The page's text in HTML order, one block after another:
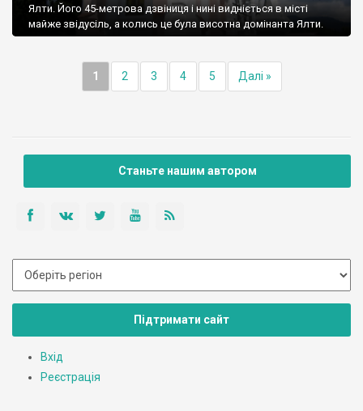
Ялти. Його 45-метрова дзвіниця і нині видніється в місті
майже звідусіль, а колись це була висотна домінанта Ялти.
1 2 3 4 5 Далі »
Станьте нашим автором
Підтримати сайт
Вхід
Реєстрація